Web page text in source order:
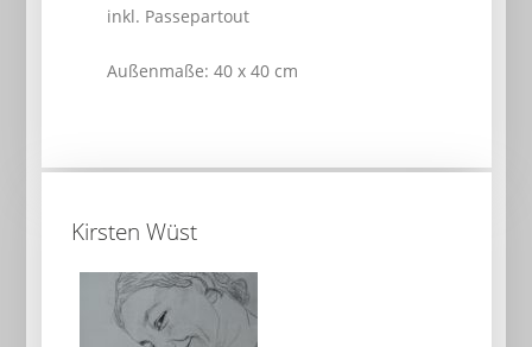
inkl. Passepartout
Außenmaße: 40 x 40 cm
Kirsten Wüst